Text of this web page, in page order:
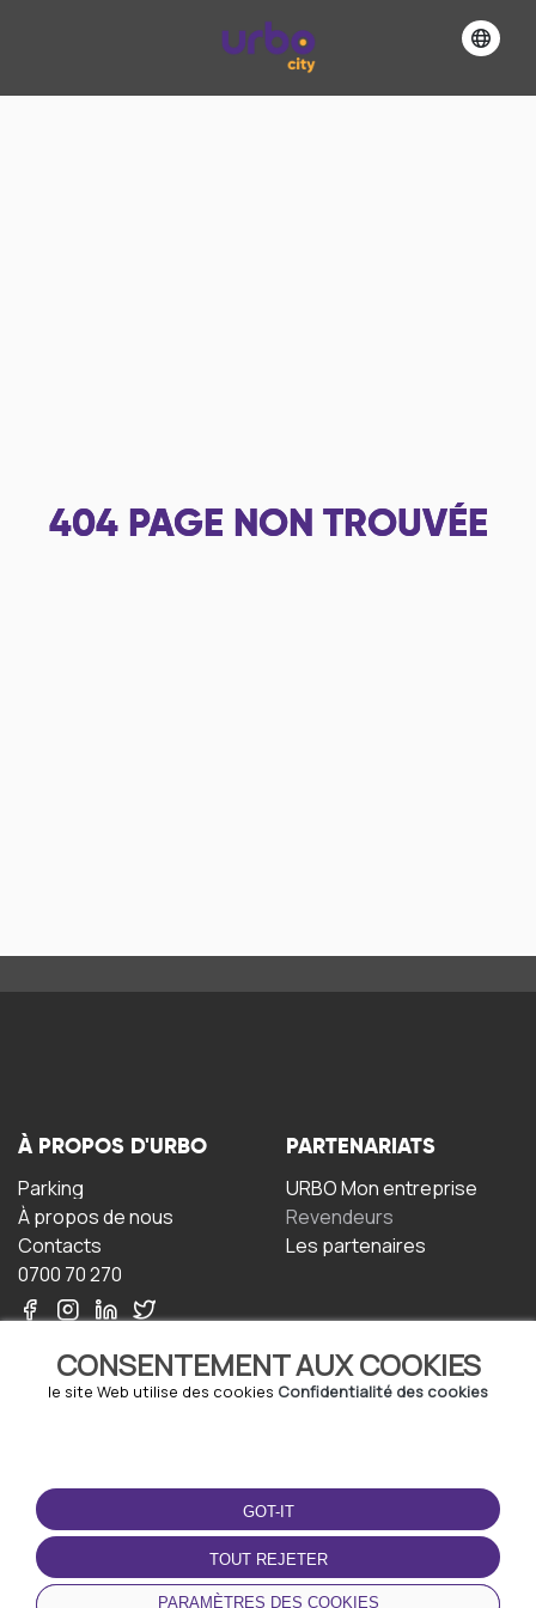
404 PAGE NON TROUVÉE
CONSENTEMENT AUX COOKIES
le site Web utilise des cookies Confidentialité des cookies
GOT-IT
TOUT REJETER
PARAMÈTRES DES COOKIES
À PROPOS D'URBO
Parking
À propos de nous
Contacts
0700 70 270
PARTENARIATS
URBO Mon entreprise
Revendeurs
Les partenaires
TERMS-OF-USE
Termes et conditions
Politique de confidentialité
Politique relative aux
cookies
TÉLÉCHARGEZ
L'APPLICATION